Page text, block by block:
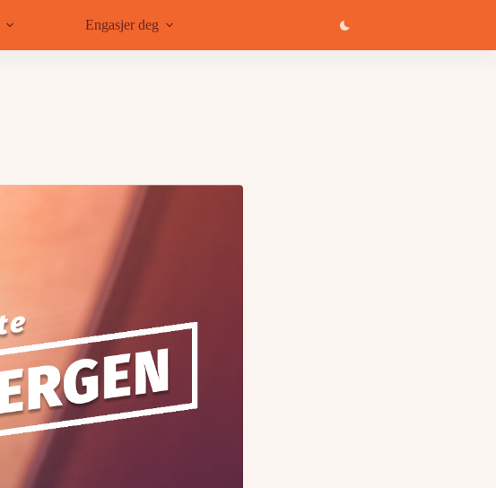
Engasjer deg